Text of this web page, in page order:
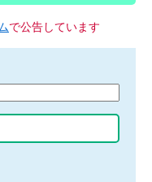
で公告しています